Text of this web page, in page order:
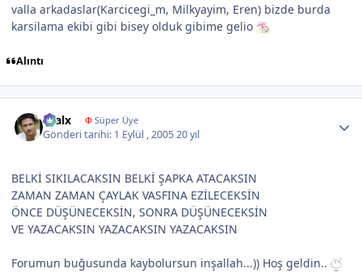
valla arkadaslar(Karcicegi_m, Milkyayim, Eren) bizde burda
karsilama ekibi gibi bisey olduk gibime gelio
Alıntı
kralx ΦSüper Üye
Gönderi tarihi: 1 Eylül , 200520 yıl
BELKİ SIKILACAKSIN BELKİ ŞAPKA ATACAKSIN
ZAMAN ZAMAN ÇAYLAK VASFINA EZİLECEKSİN
ÖNCE DÜŞÜNECEKSİN, SONRA DÜŞÜNECEKSİN
VE YAZACAKSIN YAZACAKSIN YAZACAKSIN
Forumun buğusunda kaybolursun inşallah...)) Hoş geldin..